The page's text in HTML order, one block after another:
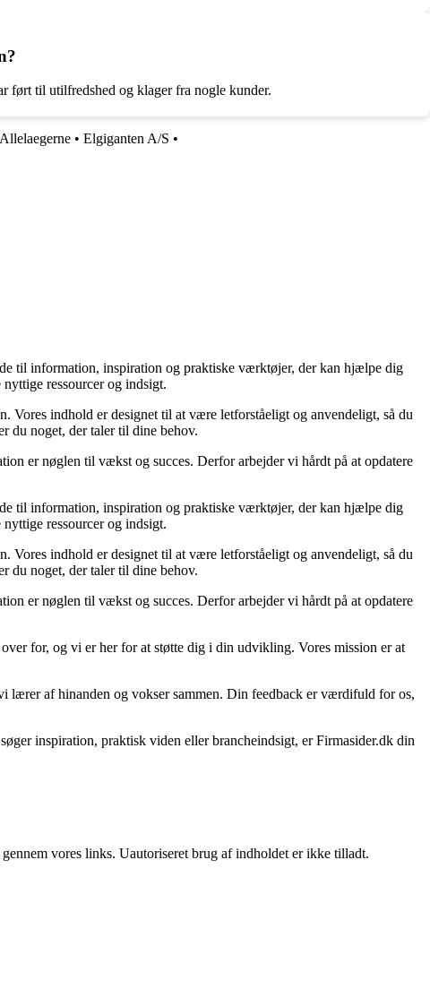
ført til utilfredshed og klager fra nogle kunder.
Allelaegerne • Elgiganten A/S •
til information, inspiration og praktiske værktøjer, der kan hjælpe dig
ressourcer og indsigt.
Vores indhold er designet til at være letforståeligt og anvendeligt, så du
du noget, der taler til dine behov.
er nøglen til vækst og succes. Derfor arbejder vi hårdt på at opdatere
til information, inspiration og praktiske værktøjer, der kan hjælpe dig
ressourcer og indsigt.
Vores indhold er designet til at være letforståeligt og anvendeligt, så du
du noget, der taler til dine behov.
er nøglen til vækst og succes. Derfor arbejder vi hårdt på at opdatere
for, og vi er her for at støtte dig i din udvikling. Vores mission er at
lærer af hinanden og vokser sammen. Din feedback er værdifuld for os,
inspiration, praktisk viden eller brancheindsigt, er Firmasider.dk din
vores links. Uautoriseret brug af indholdet er ikke tilladt.